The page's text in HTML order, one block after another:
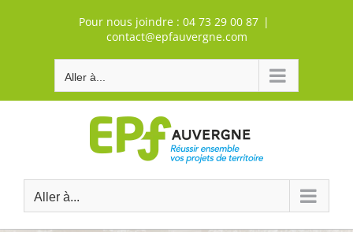
Pour nous joindre : 04 73 29 00 87 |
contact@epfauvergne.com
Aller à...
Aller à...